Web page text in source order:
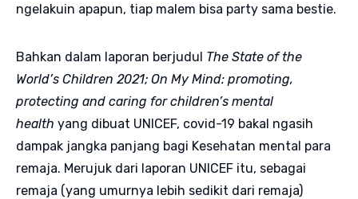
ngelakuin apapun, tiap malem bisa party sama bestie.
Bahkan dalam laporan berjudul The State of the
World’s Children 2021; On My Mind: promoting,
protecting and caring for children’s mental
health yang dibuat UNICEF, covid-19 bakal ngasih
dampak jangka panjang bagi Kesehatan mental para
remaja. Merujuk dari laporan UNICEF itu, sebagai
remaja (yang umurnya lebih sedikit dari remaja)